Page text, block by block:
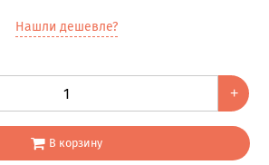
Нашли дешевле?
+
В корзину